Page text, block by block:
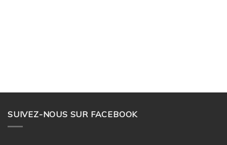
SUIVEZ-NOUS SUR FACEBOOK